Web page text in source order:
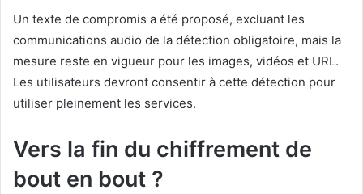
Un texte de compromis a été proposé, excluant les
communications audio de la détection obligatoire, mais la
mesure reste en vigueur pour les images, vidéos et URL.
Les utilisateurs devront consentir à cette détection pour
utiliser pleinement les services.
Vers la fin du chiffrement de
bout en bout ?